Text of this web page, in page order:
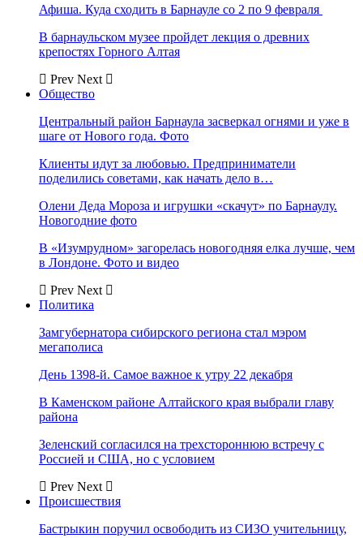
Афиша. Куда сходить в Барнауле со 2 по 9 февраля
В барнаульском музее пройдет лекция о древних
крепостях Горного Алтая
Prev Next
Общество
Центральный район Барнаула засверкал огнями и уже в
шаге от Нового года. Фото
Клиенты идут за любовью. Предприниматели
поделились советами, как начать дело в…
Олени Деда Мороза и игрушки «скачут» по Барнаулу.
Новогодние фото
В «Изумрудном» загорелась новогодняя елка лучше, чем
в Лондоне. Фото и видео
Prev Next
Политика
Замгубернатора сибирского региона стал мэром
мегаполиса
День 1398-й. Самое важное к утру 22 декабря
В Каменском районе Алтайского края выбрали главу
района
Зеленский согласился на трехстороннюю встречу с
Россией и США, но с условием
Prev Next
Происшествия
Бастрыкин поручил освободить из СИЗО учительницу,